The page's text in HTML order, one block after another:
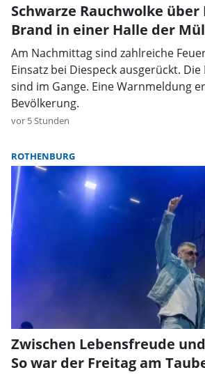
Schwarze Rauchwolke
Brand in einer Halle der
Am Nachmittag sind zahlreiche
Einsatz bei Diespeck ausgerückt.
sind im Gange. Eine Warnmeldung
Bevölkerung.
vor 5 Stunden
ROTHENBURG
Zwischen Lebensfreude
So war der Freitag am